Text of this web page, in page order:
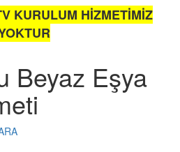
KURULUM HİZMETİMİZ
Beyaz Eşya